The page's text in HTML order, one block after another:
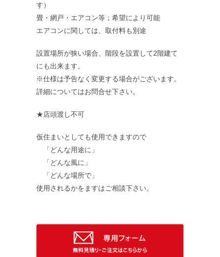
す）
畳・網戸・エアコン等；希望により可能
エアコンに関しては、取付料も別途
設置場所が狭い場合、階段を設置して2階建て
にも出来ます。
※仕様は予告なく変更する場合がございます。
詳細についてはお問合せ下さい。
★店頭渡し不可
仮住まいとしても使用できますので
「どんな用途に」
「どんな風に」
「どんな場所で」
使用されるかをますはご相談下さい。